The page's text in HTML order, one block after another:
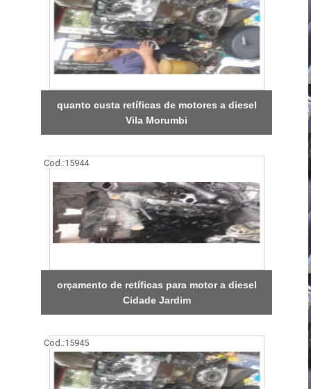
quanto custa retíficas de motores a diesel
Vila Morumbi
Cod.:15944
orçamento de retíficas para motor a diesel
Cidade Jardim
Cod.:15945